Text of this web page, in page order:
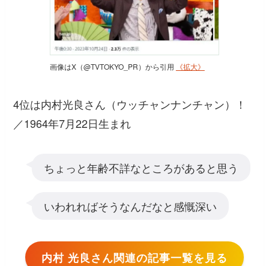
画像はX（@TVTOKYO_PR）から引用 《拡大》
4位は内村光良さん（ウッチャンナンチャン）！
／1964年7月22日生まれ
ちょっと年齢不詳なところがあると思う
いわれればそうなんだなと感慨深い
内村 光良さん関連の記事一覧を見る